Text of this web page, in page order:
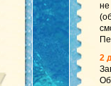
не
2